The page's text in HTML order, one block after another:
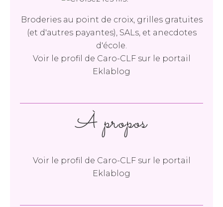
Broderies au point de croix, grilles gratuites
(et d'autres payantes), SALs, et anecdotes
d'école.
Voir le profil de Caro-CLFsur le portail
Eklablog
À propos
Voir le profil de Caro-CLFsur le portail
Eklablog